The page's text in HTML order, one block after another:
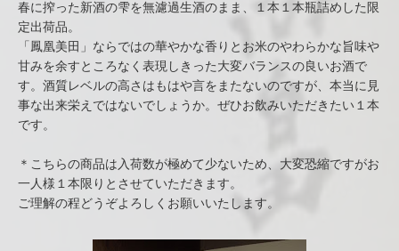
春に搾った新酒の雫を無濾過生酒のまま、１本１本瓶詰めした限
定出荷品。
「鳳凰美田」ならではの華やかな香りとお米のやわらかな旨味や
甘みを余すところなく表現しきった大変バランスの良いお酒で
す。酒質レベルの高さはもはや言をまたないのですが、本当に見
事な出来栄えではないでしょうか。ぜひお飲みいただきたい１本
です。
＊こちらの商品は入荷数が極めて少ないため、大変恐縮ですがお
一人様１本限りとさせていただきます。
ご理解の程どうぞよろしくお願いいたします。